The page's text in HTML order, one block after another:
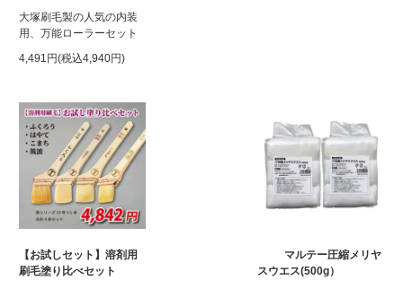
大塚刷毛製の人気の内装
用、万能ローラーセット
4,491円(税込4,940円)
【お試しセット】溶剤用
刷毛塗り比べセット
マルテー圧縮メリヤ
スウエス(500g）